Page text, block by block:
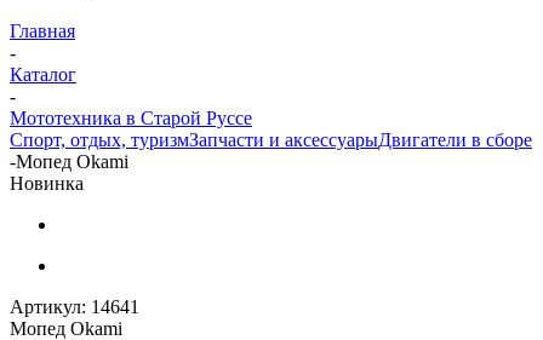
Главная
-
Каталог
-
Мототехника в Старой Руссе
Спорт, отдых, туризмЗапчасти и аксессуарыДвигатели в сборе
-Мопед Okami
Новинка
Артикул: 14641
Мопед Okami